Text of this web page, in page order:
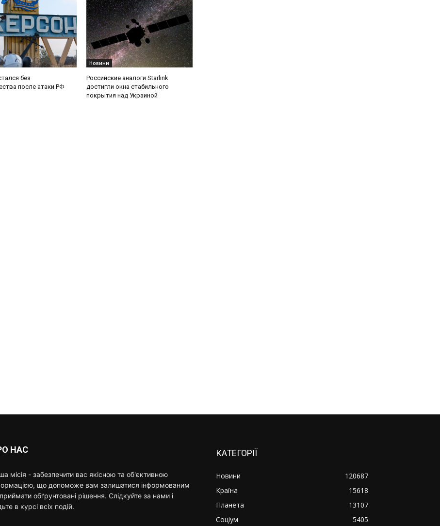
без
после атаки РФ
Новини
Российские аналоги Starlink
достигли окна стабильного
покрытия над Украиной
НАС
місія - забезпечити вас якісною та об'єктивною
що допоможе вам залишатися інформованим
обґрунтовані рішення. Слідкуйте за нами і
в курсі всіх подій.
КАТЕГОРІЇ
Новини
120687
Країна
15618
Планета
13107
Соціум
5405